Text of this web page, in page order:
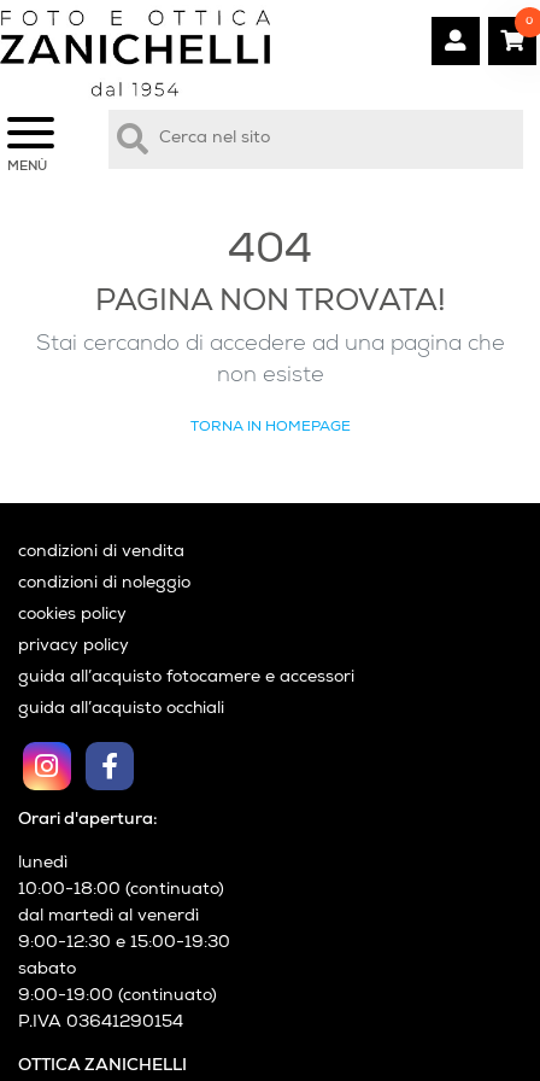
MENÙ
0
404
PAGINA NON TROVATA!
Stai cercando di accedere ad una pagina che
non esiste
TORNA IN HOMEPAGE
OTTICA ZANICHELLI
Orari d'apertura:
lunedì
10:00-18:00 (continuato)
dal martedì al venerdì
9:00-12:30 e 15:00-19:30
sabato
9:00-19:00 (continuato)
P.IVA 03641290154
condizioni di vendita
condizioni di noleggio
cookies policy
privacy policy
guida all’acquisto fotocamere e accessori
guida all’acquisto occhiali